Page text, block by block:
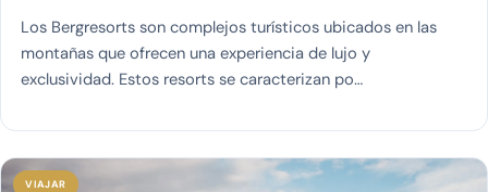
Los Bergresorts son complejos turísticos ubicados en las
montañas que ofrecen una experiencia de lujo y
exclusividad. Estos resorts se caracterizan po…
VIAJAR